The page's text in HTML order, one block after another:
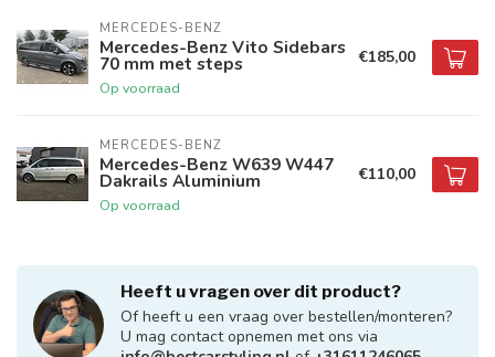
MERCEDES-BENZ
Mercedes-Benz Vito Sidebars
70 mm met steps
Op voorraad
€185,00
MERCEDES-BENZ
Mercedes-Benz W639 W447
Dakrails Aluminium
Op voorraad
€110,00
Heeft u vragen over dit product?
Of heeft u een vraag over bestellen/monteren?
U mag contact opnemen met ons via